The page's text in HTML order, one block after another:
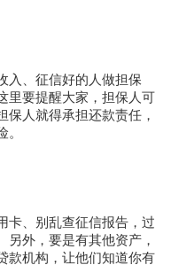
入、征信好的人做担保
里要提醒大家，担保人可
人就得承担还款责任，
卡、别乱查征信报告，过
外，要是有其他资产，
款机构，让他们知道你有